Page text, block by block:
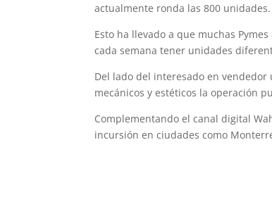
actualmente ronda las 800 unidades.
Esto ha llevado a que muchas
cada semana tener unidades
Del lado del interesado en
mecánicos y estéticos la operación
Complementando el canal digital
incursión en ciudades como